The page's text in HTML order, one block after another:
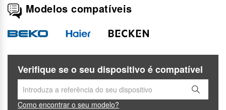
Modelos compatíveis
Verifique se o seu dispositivo é compatível
Como encontrar o seu modelo?